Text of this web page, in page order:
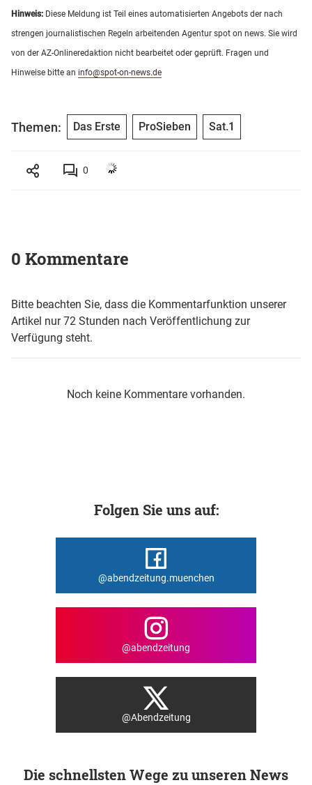
Hinweis: Diese Meldung ist Teil eines automatisierten Angebots der nach
strengen journalistischen Regeln arbeitenden Agentur spot on news. Sie wird
von der AZ-Onlineredaktion nicht bearbeitet oder geprüft. Fragen und
Hinweise bitte an info@spot-on-news.de
Themen: Das Erste ProSieben Sat.1
0
0 Kommentare
Bitte beachten Sie, dass die Kommentarfunktion unserer
Artikel nur 72 Stunden nach Veröffentlichung zur
Verfügung steht.
Noch keine Kommentare vorhanden.
Folgen Sie uns auf:
@abendzeitung.muenchen
@abendzeitung
@Abendzeitung
Die schnellsten Wege zu unseren News